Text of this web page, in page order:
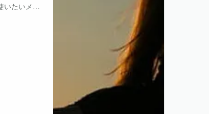
いたいメデ
ます。